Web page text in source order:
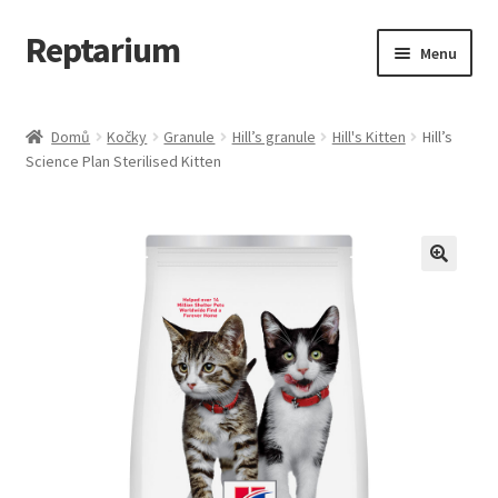
Přeskočit
na
Přejít
k
webu
Reptarium Menu
Košík
Domů Kočky Granule Hill’s granule Hill's Kitten
Hill’s
Science Plan Sterilised Kitten